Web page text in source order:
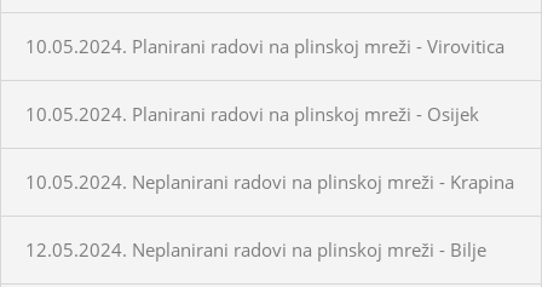
10.05.2024. Planirani radovi na plinskoj mreži - Virovitica
10.05.2024. Planirani radovi na plinskoj mreži - Osijek
10.05.2024. Neplanirani radovi na plinskoj mreži - Krapina
12.05.2024. Neplanirani radovi na plinskoj mreži - Bilje